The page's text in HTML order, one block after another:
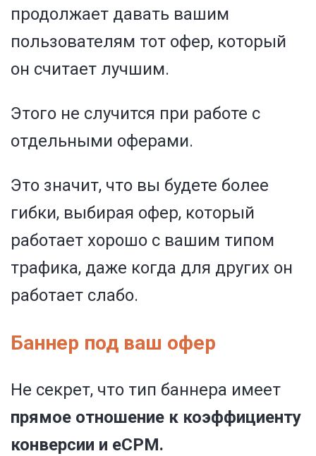
продолжает давать вашим
пользователям тот офер, который
он считает лучшим.
Этого не случится при работе с
отдельными оферами.
Это значит, что вы будете более
гибки, выбирая офер, который
работает хорошо с вашим типом
трафика, даже когда для других он
работает слабо.
Баннер под ваш офер
Не секрет, что тип баннера имеет
прямое отношение к коэффициенту
конверсии и eCPM.